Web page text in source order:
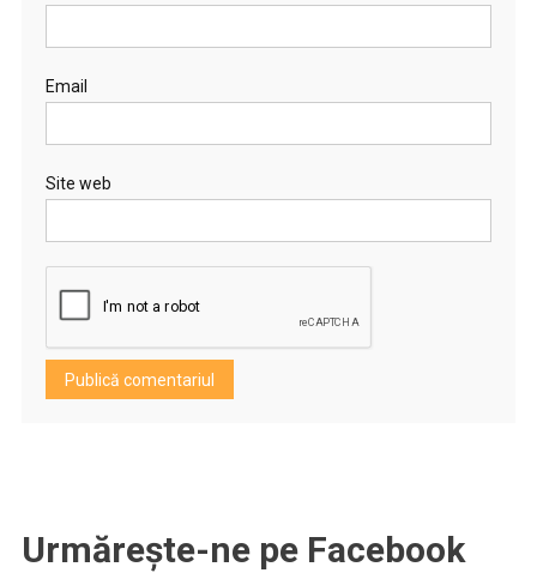
Email
Site web
Urmărește-ne pe Facebook